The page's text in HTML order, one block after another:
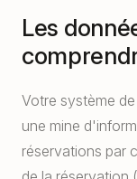
Les
Votre système
une mine
réservations par